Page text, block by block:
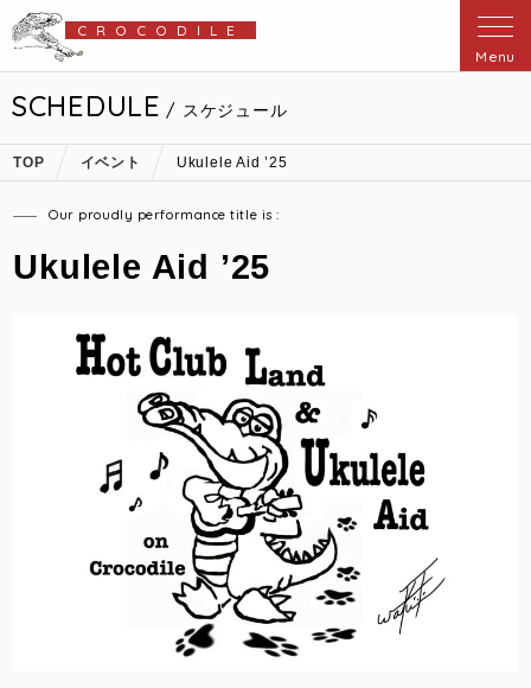
CROCODILE
Menu
SCHEDULE / スケジュール
TOP イベント Ukulele Aid ’25
Our proudly performance title is :
Ukulele Aid ’25